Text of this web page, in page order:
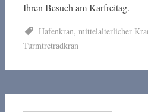
Ihren Besuch am Karfreitag.
Hafenkran, mittelalterlicher
Turmtretradkran